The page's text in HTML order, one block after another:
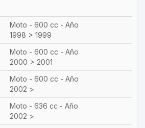
Moto - 600 cc - Año
1998 > 1999
Moto - 600 cc - Año
2000 > 2001
Moto - 600 cc - Año
2002 >
Moto - 636 cc - Año
2002 >